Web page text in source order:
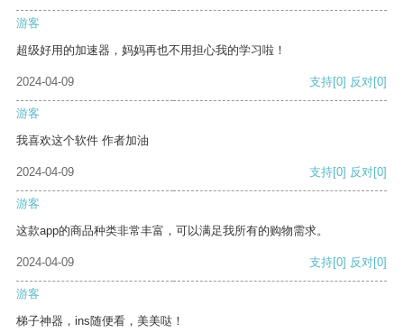
游客
超级好用的加速器，妈妈再也不用担心我的学习啦！
2024-04-09 支持[0] 反对[0]
游客
我喜欢这个软件 作者加油
2024-04-09 支持[0] 反对[0]
游客
这款app的商品种类非常丰富，可以满足我所有的购物需求。
2024-04-09 支持[0] 反对[0]
游客
梯子神器，ins随便看，美美哒！